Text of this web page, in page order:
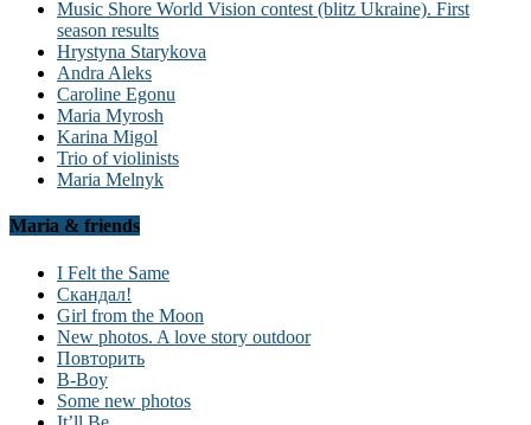
Music Shore World Vision contest (blitz Ukraine). First
season results
Hrystyna Starykova
Andra Aleks
Caroline Egonu
Maria Myrosh
Karina Migol
Trio of violinists
Maria Melnyk
Maria & friends
I Felt the Same
Скандал!
Girl from the Moon
New photos. A love story outdoor
Повторить
B-Boy
Some new photos